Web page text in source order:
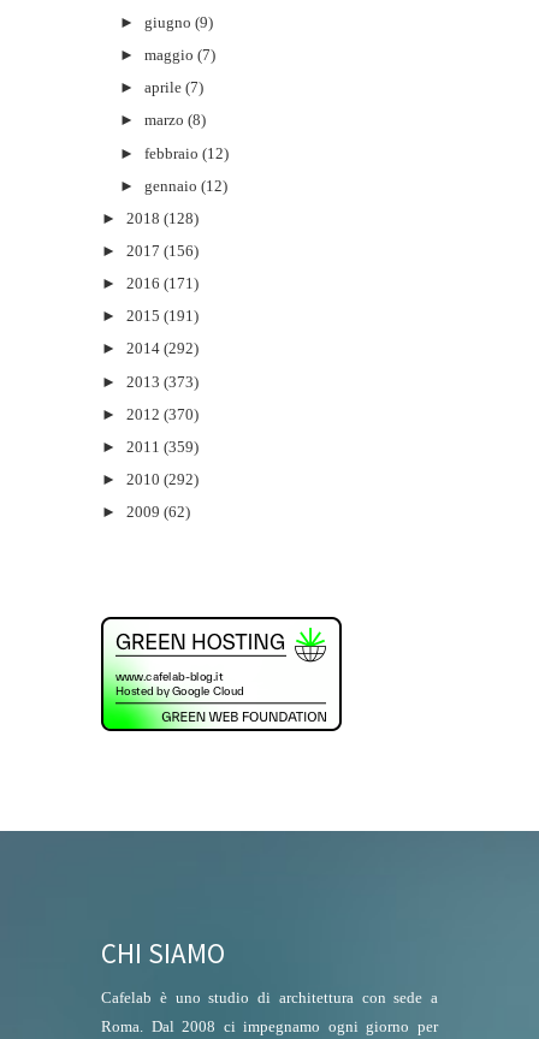
►giugno (9)
►maggio (7)
►aprile (7)
►marzo (8)
►febbraio (12)
►gennaio (12)
► 2018 (128)
► 2017 (156)
► 2016 (171)
► 2015 (191)
► 2014 (292)
► 2013 (373)
► 2012 (370)
► 2011 (359)
► 2010 (292)
► 2009 (62)
CHI SIAMO
Cafelab è uno studio di architettura con sede a
Roma. Dal 2008 ci impegnamo ogni giorno per